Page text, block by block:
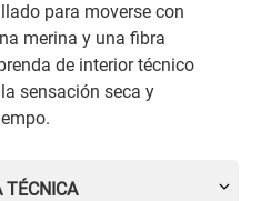
para moverse con
merina y una fibra
de interior técnico
sensación seca y
TÉCNICA